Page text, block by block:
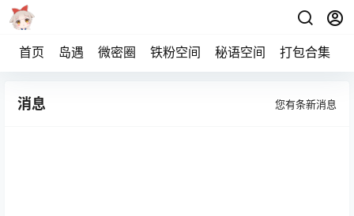
首页 岛遇 微密圈 铁粉空间 秘语空间 打包合集
消息 您有条新消息